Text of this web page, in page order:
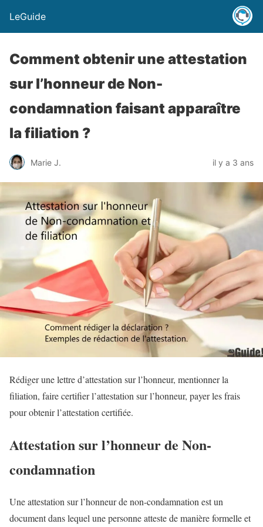
LeGuide
Comment obtenir une attestation
sur l’honneur de Non-
condamnation faisant apparaître
la filiation ?
Marie J. il y a 3 ans
Rédiger une lettre d’attestation sur l’honneur, mentionner la
filiation, faire certifier l’attestation sur l’honneur, payer les frais
pour obtenir l’attestation certifiée.
Attestation sur l’honneur de Non-
condamnation
Une attestation sur l’honneur de non-condamnation est un
document dans lequel une personne atteste de manière formelle et